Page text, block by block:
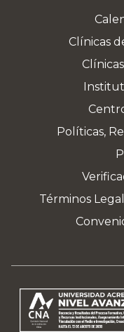
Clínicas
Políticas,
Términos